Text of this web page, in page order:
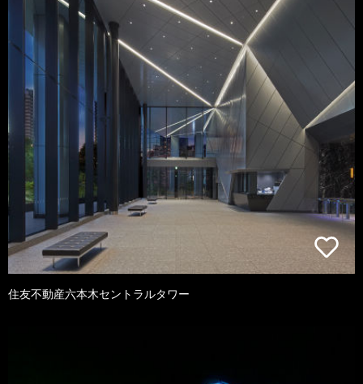
住友不動産六本木セントラルタワー